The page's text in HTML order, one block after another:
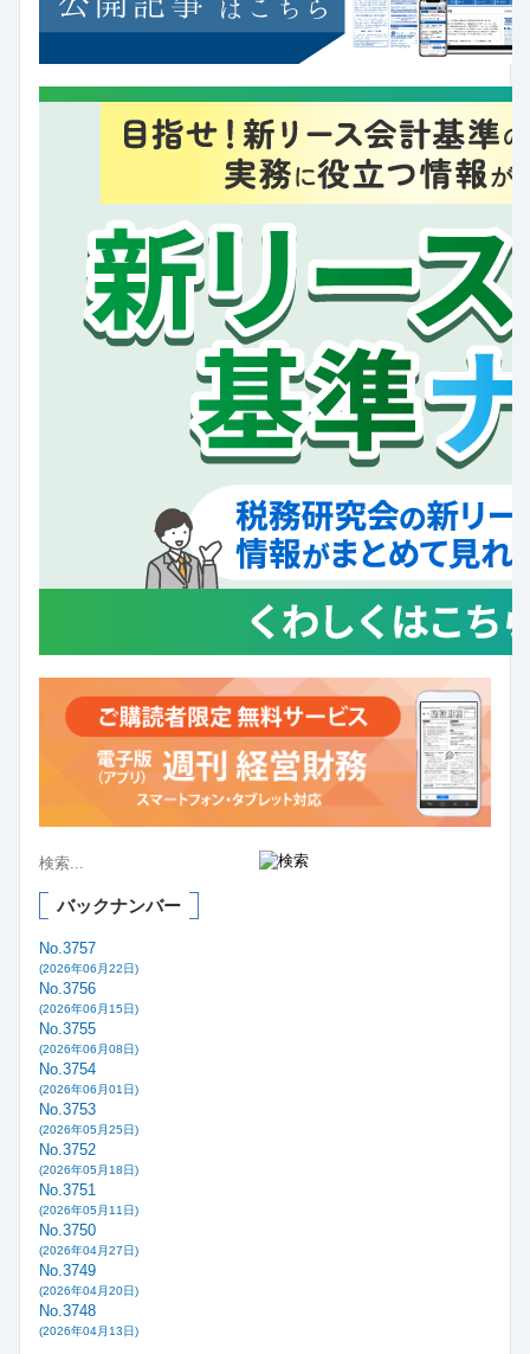
バックナンバー
No.3757
(2026年06月22日)
No.3756
(2026年06月15日)
No.3755
(2026年06月08日)
No.3754
(2026年06月01日)
No.3753
(2026年05月25日)
No.3752
(2026年05月18日)
No.3751
(2026年05月11日)
No.3750
(2026年04月27日)
No.3749
(2026年04月20日)
No.3748
(2026年04月13日)